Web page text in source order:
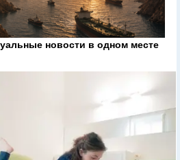
новости в одном месте